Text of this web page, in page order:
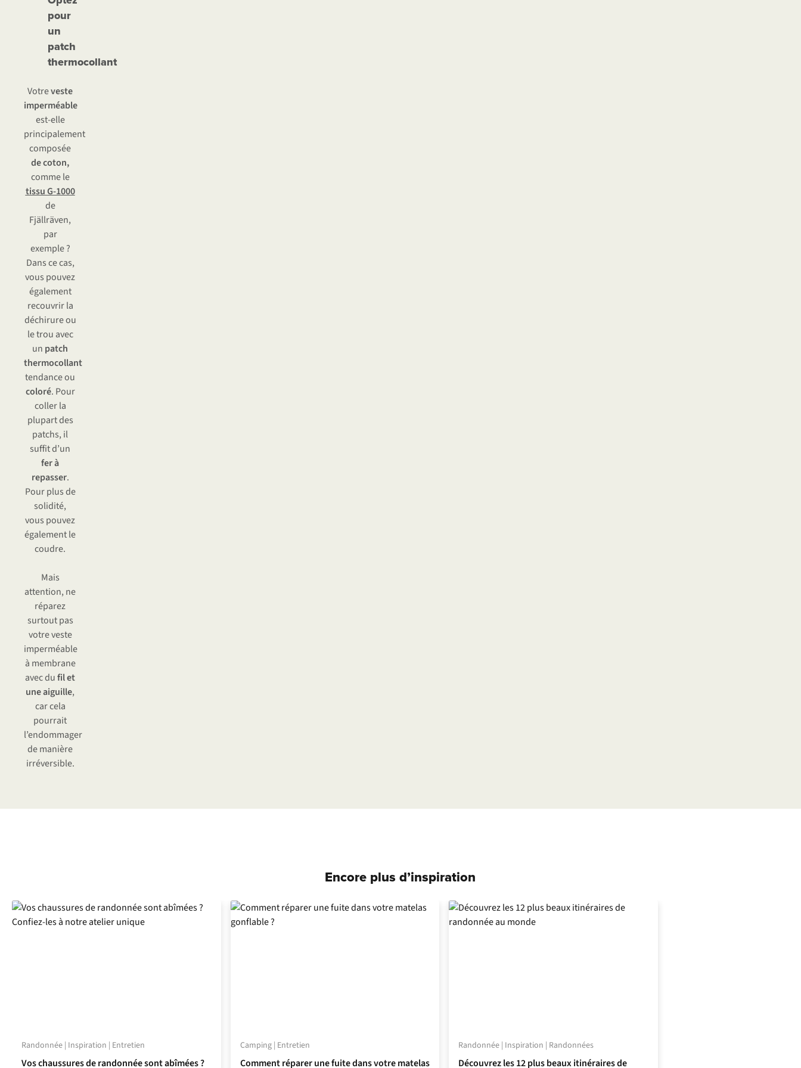
pour
un
patch
thermocollant
Votreveste
imperméable
est-elle
principalement
composée
de coton,
comme le
tissu G-1000
de
Fjällräven,
par
exemple ?
Dans ce cas,
vous pouvez
également
recouvrir la
déchirure ou
le trou avec
un patch
thermocollant
tendance ou
coloré. Pour
coller la
plupart des
patchs, il
suffit d’un
fer à
repasser.
Pour plus de
solidité,
vous pouvez
également le
coudre.
Mais
attention, ne
réparez
surtout pas
votre veste
imperméable
à membrane
avec dufil et
une aiguille,
car cela
pourrait
l’endommager
de manière
irréversible.
Encore plus d’inspiration
Randonnée | Inspiration | Entretien
Vos chaussures de randonnée sont abîmées ?
Camping | Entretien
Comment réparer une fuite dans votre matelas
Randonnée | Inspiration | Randonnées
Découvrez les 12 plus beaux itinéraires de